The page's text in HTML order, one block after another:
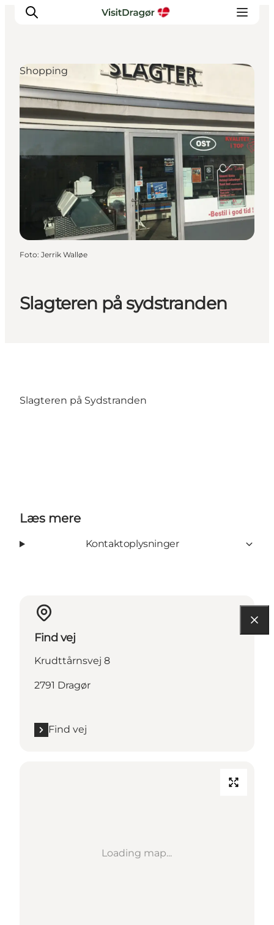
Oplev
Kultur & Historie
Natur & Friluftsliv
Praktisk
Slagteren på sydstranden
Shopping
Foto: Jerrik Walløe
Slagteren på Sydstranden
Læs mere
Kontaktoplysninger
Find vej
Krudttårnsvej 8
2791 Dragør
Find vej
Loading map...